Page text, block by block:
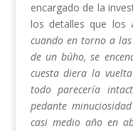
encargado de la
los detalles que los
cuando en torno a
de un búho, se
cuesta diera la
todo parecería
pedante
casi medio año en